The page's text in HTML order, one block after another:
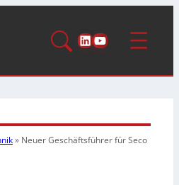
LinkedIn
YouTube
» Neuer Geschäftsführer für Seco